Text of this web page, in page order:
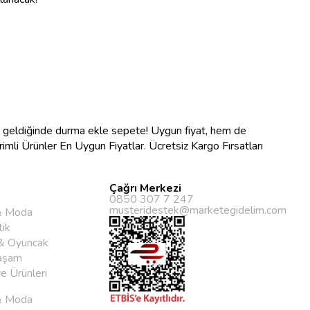
geldiğinde durma ekle sepete! Uygun fiyat, hem de
Ürünler En Uygun Fiyatlar. Ücretsiz Kargo Fırsatları
Moda
Oyuncak
Ürünleri
Moda
Çağrı Merkezi
0850 307 7 247
musteridestek@marketegidelim.com